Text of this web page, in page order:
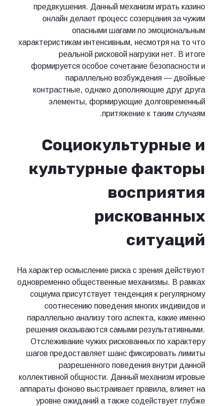
предвкушения. Данный механизм играть казино
онлайн делает процесс созерцания за чужим
опасными шагами по эмоциональным
характеристикам интенсивным, несмотря на то что
реальной рисковой нагрузки нет. В итоге
формируется особое сочетание безопасности и
параллельно возбуждения — двойные
контрастные, однако дополняющие друг друга
элементы, формирующие долговременный
притяжение к таким случаям.
Социокультурные и
культурные факторы
восприятия
рискованных
ситуаций
На характер осмысление риска с зрения действуют
одновременно общественные механизмы. В рамках
социума присутствует тенденция к регулярному
соотнесению поведения многих индивидов и
параллельно анализу того аспекта, какие именно
решения оказываются самыми результативными.
Отслеживание чужих рискованных по характеру
шагов предоставляет шанс фиксировать лимиты
разрешенного поведения внутри данной
коллективной общности. Данный механизм игровые
аппараты фоново выстраивает правила, влияет на
уровне ожиданий а также содействует глубже